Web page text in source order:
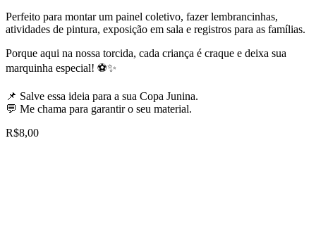
Perfeito para montar um painel coletivo, fazer lembrancinhas,
atividades de pintura, exposição em sala e registros para as famílias.
Porque aqui na nossa torcida, cada criança é craque e deixa sua
marquinha especial! ⚽✨
📌 Salve essa ideia para a sua Copa Junina.
💬 Me chama para garantir o seu material.
R$8,00